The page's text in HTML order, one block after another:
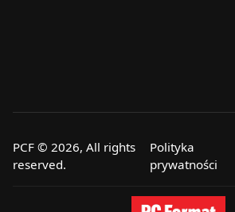
PCF © 2026, All rights
reserved.
Polityka
prywatności